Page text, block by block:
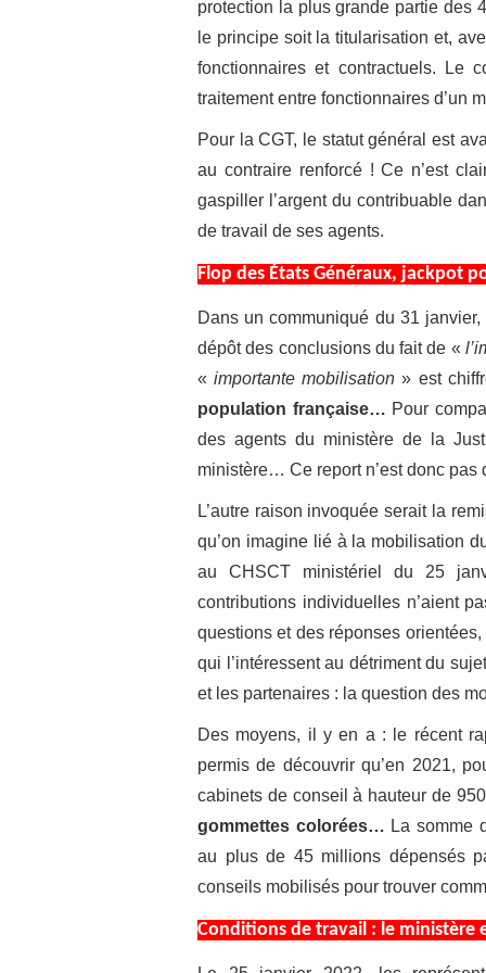
protection la plus grande partie des
le principe soit la titularisation et,
fonctionnaires et contractuels. Le
traitement entre fonctionnaires d’un
Pour la CGT, l e statut général est
au contraire renforcé ! Ce n’est
gaspiller l’argent du contribuable
de travail de ses agents.
Flop des États Généraux, jackpot
Dans un communiqué du 31
dépôt des conclusions du fait de «
«importante mobilisation » est
population française… Pour
des agents du ministère de la
ministère… Ce report n’est donc pas
L’autre raison invoquée serait la
qu’on imagine lié à la mobilisation
au CHSCT ministériel du 25
contributions individuelles n’aient
questions et des réponses
qui l’intéressent au détriment du
et les partenaires : la question des
Des moyens, il y en a : le récent
permis de découvrir qu’en 2021,
cabinets de conseil à hauteur de
gommettes colorées… La somme
au plus de 45 millions dépensés
conseils mobilisés pour trouver
Conditions de travail : le ministère